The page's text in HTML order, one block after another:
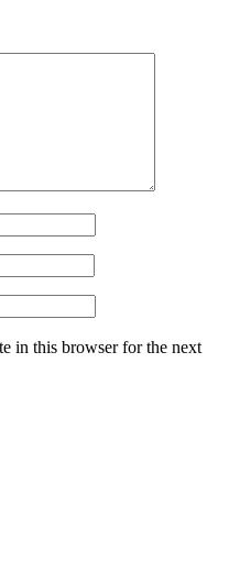
in this browser for the next